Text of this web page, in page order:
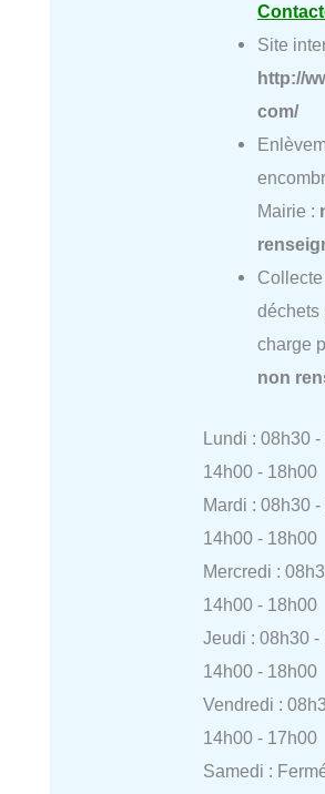
Site
http://
com/
Mairie :
déchets
charge
non
Lundi : 08h30
14h00 - 18h00
Mardi : 08h30
14h00 - 18h00
Mercredi :
14h00 - 18h00
Jeudi : 08h30 -
14h00 - 18h00
Vendredi :
14h00 - 17h00
Samedi :